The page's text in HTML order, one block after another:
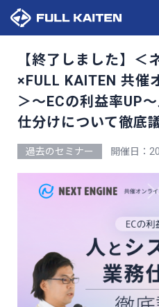
【終了しました】＜
×FULL KAITEN 共催
＞〜ECの利益率UP
仕分けについて徹底
過去のセミナー 開催日：